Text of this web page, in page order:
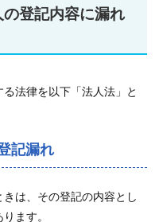
の登記内容に漏れ
法律を以下「法人法」と
記漏れ
は、その登記の内容とし
ます。